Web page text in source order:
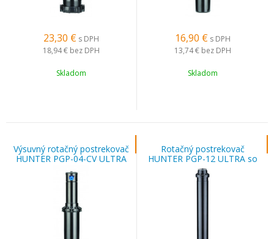
23,30 € s DPH
18,94 € bez DPH
Skladom
16,90 € s DPH
13,74 € bez DPH
Skladom
Výsuvný rotačný postrekovač
HUNTER PGP-04-CV ULTRA
so spätným ventilom
Rotačný postrekovač
HUNTER PGP-12 ULTRA so
spätným ventilom